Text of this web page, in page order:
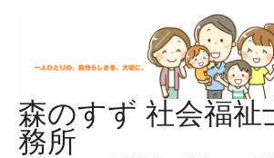
森のすず 社会福祉
務所